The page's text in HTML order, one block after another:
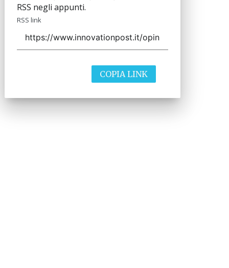
RSS negli appunti.
RSS link
COPIA LINK